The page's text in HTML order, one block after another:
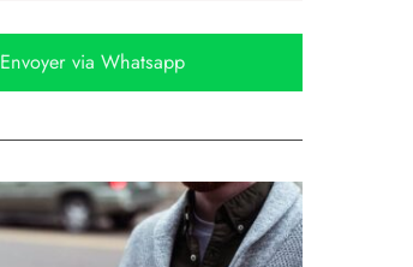
Envoyervia Whatsapp